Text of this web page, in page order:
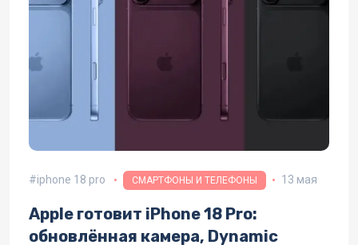
iphone 18 pro СМАРТФОНЫ И ТЕЛЕФОНЫ 13 мая
Apple готовит iPhone 18 Pro:
обновлённая камера, Dynamic